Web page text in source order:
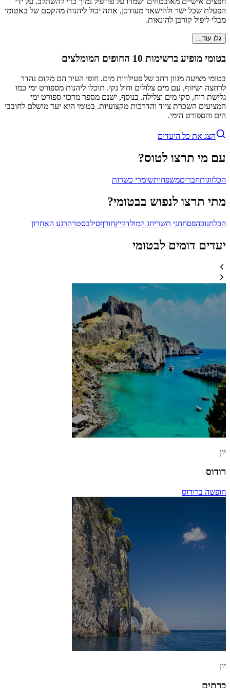
הפעלת שכל ישר ולהישאר מעודכן, אתה יכול ליהנות מהקסם של באטומי
מבלי ליפול קורבן להונאות.
גלו עוד...
בטומי מופיע ברשימות 10 החופים המומלצים
בטומי מציעה מגוון רחב של פעילויות מים. חופי העיר הם מקום נהדר
לרחצה ושיזוף, עם מים צלולים וחול נקי. תוכלו ליהנות מספורט ימי כמו
גלישת רוח, סקי מים וצלילה. בנוסף, ישנם מספר מרכזי ספורט ימי
המציעים השכרת ציוד והדרכות מקצועיות. בטומי היא יעד מושלם לחובבי
הים והספורט הימי.
הצג את כל היעדים
עם מי תרצו לטוס?
הכלזוגותחבריםמשפחותשומרי כשרות
מתי תרצו לנפוש בבטומי?
הכלחנוכהפסחחגי תשריחג המולדקיץחורףסילבסטרהרגע האחרון
יעדים דומים לבטומי
יון
רודוס
חופשה ברודוס
יון
כרתים